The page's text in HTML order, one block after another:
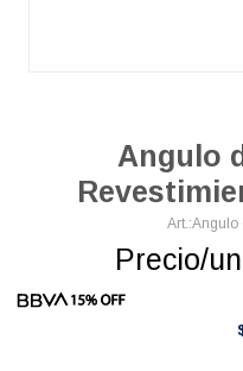
Angulo
Angulo
Precio/